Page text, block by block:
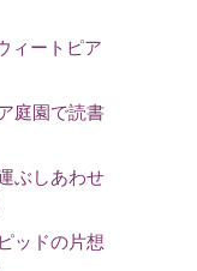
ィートピア
庭園で読書
ぶしあわせ
ッドの片想